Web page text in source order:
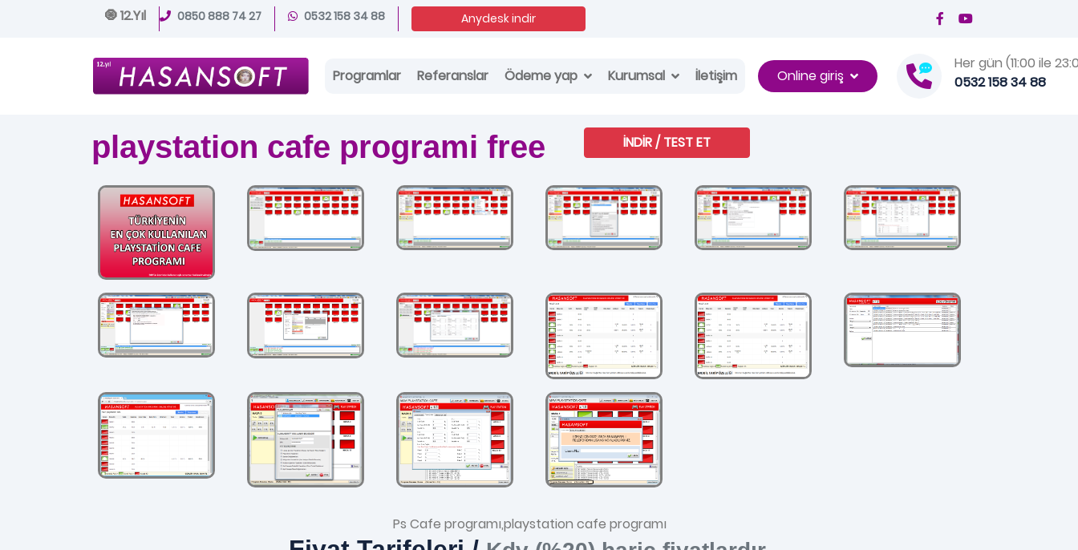
🧿 12.Yıl 0850 888 74 27 0532 158 34 88 Anydesk indir
Programlar Referanslar Ödeme yap Kurumsal İletişim Online giriş
Her gün (11:00 ile
0532 158 34 88
playstation cafe programi free İNDİR / TEST ET
Ps Cafe programı,playstation cafe programı